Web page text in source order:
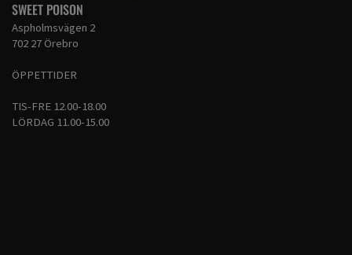
SWEET POISON
Aspholmsvägen 2
702 27 Örebro
ÖPPETTIDER
TIS-FRE 12.00-18.00
LÖRDAG 11.00-15.00